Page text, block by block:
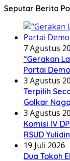
Seputar Berita
7 Agustus
“Gerakan
Partai
3 Agustus
Terpilih
Golkar
3 Agustus
Komisi IV
RSUD
19 Juli 2026
Dua Tokoh